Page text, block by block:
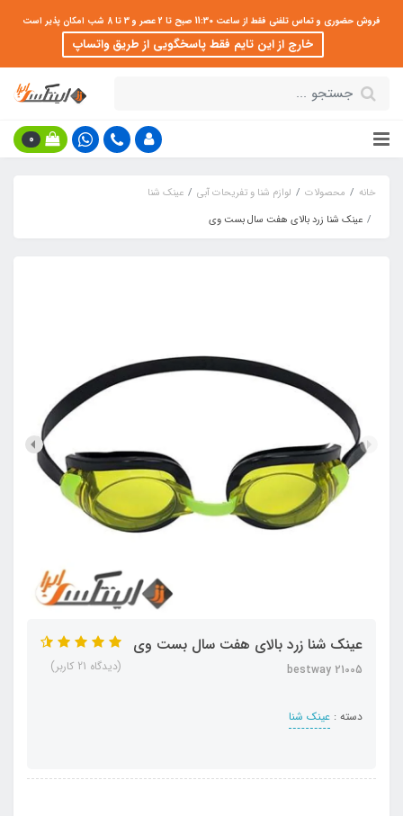
فروش حضوری و تماس تلفنی فقط از ساعت 11:30 صبح تا 2 عصر و 3 تا 8 شب امکان پذیر است
خارج از این تایم فقط پاسخگویی از طریق واتساپ
0
خانه محصولات لوازم شنا و تفریحات آبی
عینک شنا
عینک شنا زرد بالای هفت سال بست وی
عینک شنا زرد بالای هفت سال بست وی
bestway 21005
دسته : عینک شنا
(دیدگاه 21 کاربر)